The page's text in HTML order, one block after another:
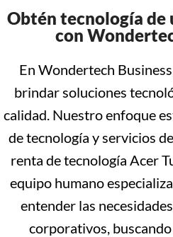
Obtén tecnología de
con
En Wondertech
brindar soluciones
calidad. Nuestro enfoque
de tecnología y servicios
renta de tecnología Acer
equipo humano
entender las
corporativos,